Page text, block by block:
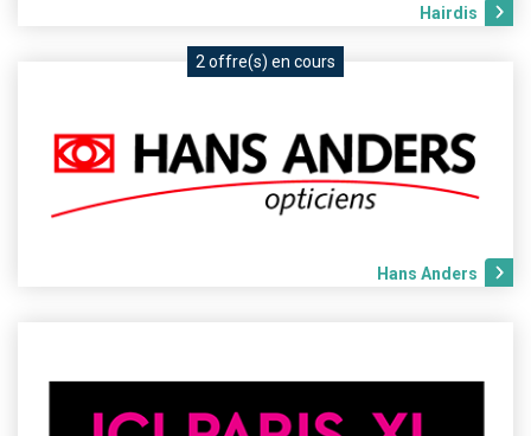
Hairdis
Hans Anders
2 offre(s) en cours